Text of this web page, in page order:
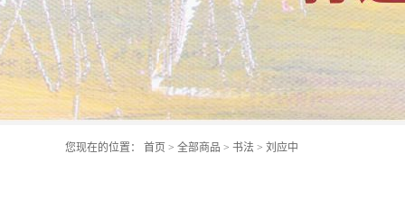
您现在的位置： 首页 > 全部商品 > 书法 > 刘应中